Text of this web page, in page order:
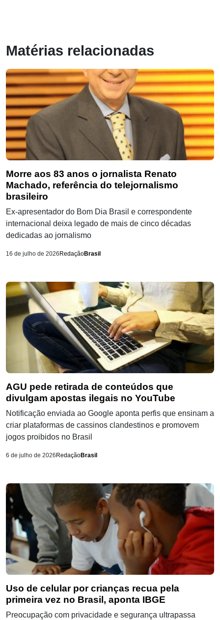
Matérias relacionadas
Morre aos 83 anos o jornalista Renato
Machado, referência do telejornalismo
brasileiro
Ex-apresentador do Bom Dia Brasil e correspondente
internacional deixa legado de mais de cinco décadas
dedicadas ao jornalismo
16 de julho de 2026 RedaçãoBrasil
AGU pede retirada de conteúdos que
divulgam apostas ilegais no YouTube
Notificação enviada ao Google aponta perfis que ensinam a
criar plataformas de cassinos clandestinos e promovem
jogos proibidos no Brasil
6 de julho de 2026 RedaçãoBrasil
Uso de celular por crianças recua pela
primeira vez no Brasil, aponta IBGE
Preocupação com privacidade e segurança ultrapassa